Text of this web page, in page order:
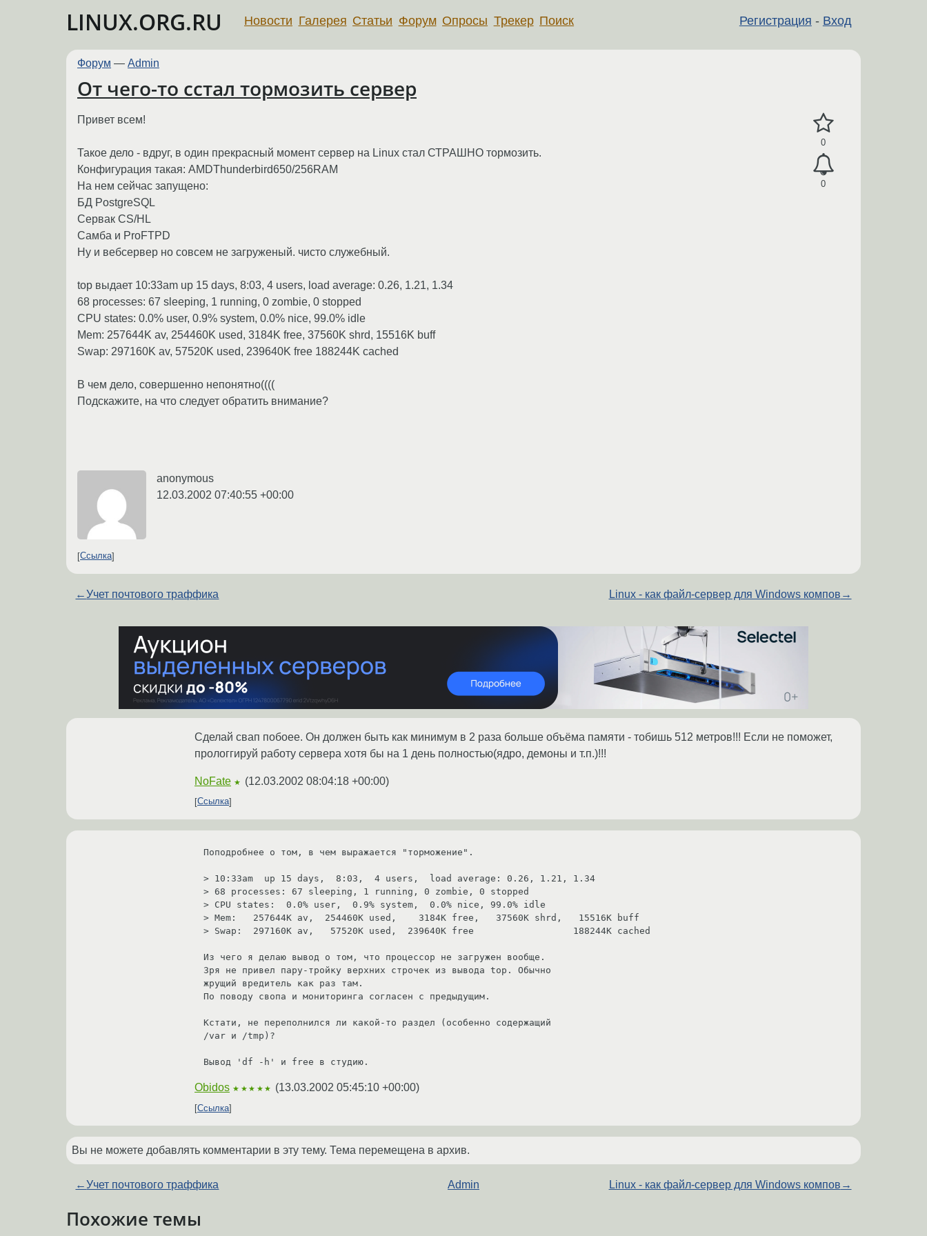
LINUX.ORG.RU Регистрация - Вход
Новости Галерея Статьи Форум Опросы Трекер Поиск
Форум — Admin
От чего-то сстал тормозить сервер
0
0
Привет всем!
Такое дело - вдруг, в один прекрасный момент сервер на Linux стал СТРАШНО тормозить.
Конфигурация такая: AMDThunderbird650/256RAM
На нем сейчас запущено:
БД PostgreSQL
Сервак CS/HL
Самба и ProFTPD
Ну и вебсервер но совсем не загруженый. чисто служебный.
top выдает 10:33am up 15 days, 8:03, 4 users, load average: 0.26, 1.21, 1.34
68 processes: 67 sleeping, 1 running, 0 zombie, 0 stopped
CPU states: 0.0% user, 0.9% system, 0.0% nice, 99.0% idle
Mem: 257644K av, 254460K used, 3184K free, 37560K shrd, 15516K buff
Swap: 297160K av, 57520K used, 239640K free 188244K cached
В чем дело, совершенно непонятно((((
Подскажите, на что следует обратить внимание?
anonymous
12.03.2002 07:40:55 +00:00
Ссылка
←Учет почтового траффика Linux - как файл-сервер для Windows компов →
Сделай свап побоее. Он должен быть как минимум в 2 раза больше объёма памяти - тобишь 512 метров!!! Если не поможет,
прологгируй работу сервера хотя бы на 1 день полностью(ядро, демоны и т.п.)!!!
NoFate ★ (12.03.2002 08:04:18 +00:00)
Ссылка
Поподробнее о том, в чем выражается "торможение".
> 10:33am  up 15 days,  8:03,  4 users,  load average: 0.26, 1.21, 1.34
> 68 processes: 67 sleeping, 1 running, 0 zombie, 0 stopped
> CPU states:  0.0% user,  0.9% system,  0.0% nice, 99.0% idle
> Mem:   257644K av,  254460K used,    3184K free,   37560K shrd,   15516K buff
> Swap:  297160K av,   57520K used,  239640K free                  188244K cached
Из чего я делаю вывод о том, что процессор не загружен вообще.
Зря не привел пару-тройку верхних строчек из вывода top. Обычно
жрущий вредитель как раз там.
По поводу свопа и мониторинга согласен с предыдущим.
Кстати, не переполнился ли какой-то раздел (особенно содержащий
/var и /tmp)?
Вывод 'df -h' и free в студию.
Obidos ★★★★★ (13.03.2002 05:45:10 +00:00)
Ссылка
Вы не можете добавлять комментарии в эту тему. Тема перемещена в архив.
←Учет почтового траффика Admin Linux - как файл-сервер для Windows компов →
Похожие темы